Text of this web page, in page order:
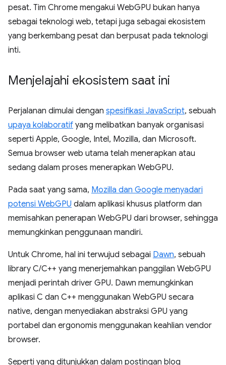
pesat. Tim Chrome mengakui WebGPU bukan hanya
sebagai teknologi web, tetapi juga sebagai ekosistem
yang berkembang pesat dan berpusat pada teknologi
inti.
Menjelajahi ekosistem saat ini
Perjalanan dimulai dengan spesifikasi JavaScript, sebuah
upaya kolaboratif yang melibatkan banyak organisasi
seperti Apple, Google, Intel, Mozilla, dan Microsoft.
Semua browser web utama telah menerapkan atau
sedang dalam proses menerapkan WebGPU.
Pada saat yang sama, Mozilla dan Google menyadari
potensi WebGPU dalam aplikasi khusus platform dan
memisahkan penerapan WebGPU dari browser, sehingga
memungkinkan penggunaan mandiri.
Untuk Chrome, hal ini terwujud sebagai Dawn, sebuah
library C/C++ yang menerjemahkan panggilan WebGPU
menjadi perintah driver GPU. Dawn memungkinkan
aplikasi C dan C++ menggunakan WebGPU secara
native, dengan menyediakan abstraksi GPU yang
portabel dan ergonomis menggunakan keahlian vendor
browser.
Seperti yang ditunjukkan dalam postingan blog